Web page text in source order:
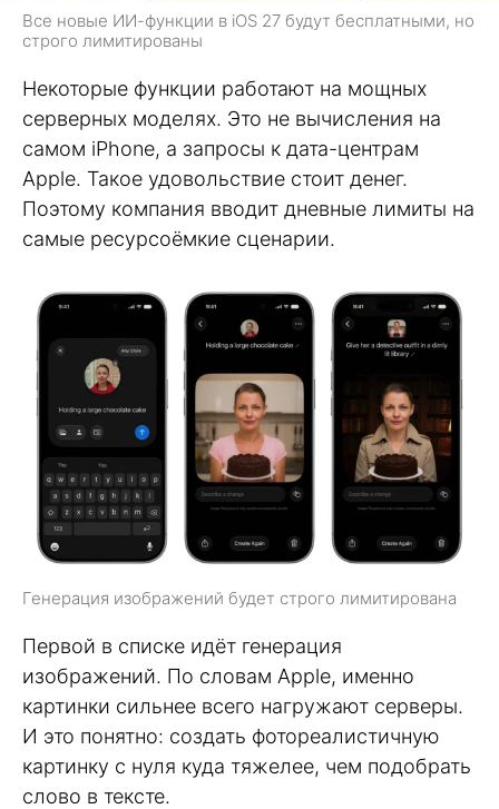
Все новые ИИ-функции в iOS 27 будут бесплатными, но
строго лимитированы
Некоторые функции работают на мощных
серверных моделях. Это не вычисления на
самом iPhone, а запросы к дата-центрам
Apple. Такое удовольствие стоит денег.
Поэтому компания вводит дневные лимиты на
самые ресурсоёмкие сценарии.
Генерация изображений будет строго лимитирована
Первой в списке идёт генерация
изображений. По словам Apple, именно
картинки сильнее всего нагружают серверы.
И это понятно: создать фотореалистичную
картинку с нуля куда тяжелее, чем подобрать
слово в тексте.